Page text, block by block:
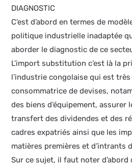
DIAGNOSTIC
C’est d’abord en termes de
politique industrielle inadaptée
aborder le diagnostic de ce
L’import substitution c’est là la
l’industrie congolaise qui est très
consommatrice de devises,
des biens d’équipement, assurer
transfert des dividendes et des
cadres expatriés ainsi que les
matières premières et d’intrants
Sur ce sujet, il faut noter